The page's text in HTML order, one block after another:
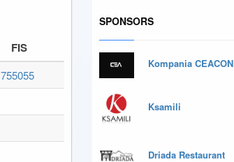
FIS
755055
SPONSORS
Kompania CEACON
Ksamili
Driada Restaurant